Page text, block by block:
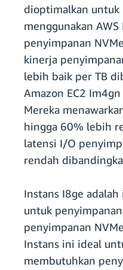
dioptimalkan untuk
menggunakan
penyimpanan
kinerja
lebih baik per TB
Amazon EC2
Mereka
hingga 60% lebih
latensi I/O
rendah
Instans I8ge
untuk
penyimpanan
Instans ini ideal
membutuhkan